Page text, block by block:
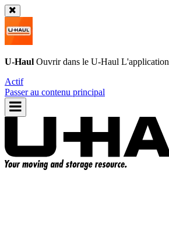
U-Haul Ouvrir dans le U-Haul L'application
Actif
Passer au contenu principal